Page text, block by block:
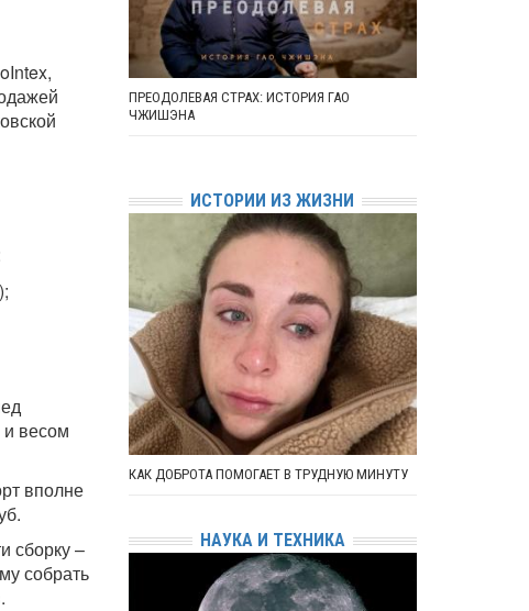
весом
вполне
сборку –
собрать
ПРЕОДОЛЕВАЯ СТРАХ: ИСТОРИЯ ГАО
ЧЖИШЭНА
ИСТОРИИ ИЗ ЖИЗНИ
КАК ДОБРОТА ПОМОГАЕТ В ТРУДНУЮ МИНУТУ
НАУКА И ТЕХНИКА